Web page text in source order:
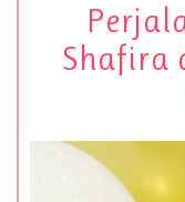
Shafira